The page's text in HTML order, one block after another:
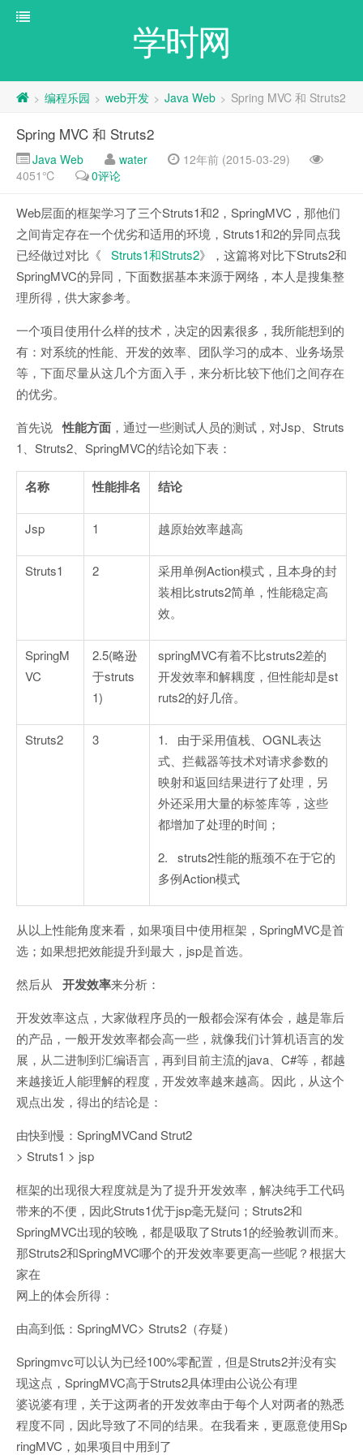
学时网
> 编程乐园 > web开发 > Java Web > Spring MVC 和 Struts2
Spring MVC 和 Struts2
Java Web water
12年前 (2015-03-29)
4051℃
0评论
Web层面的框架学习了三个Struts1和2，SpringMVC，那他们
之间肯定存在一个优劣和适用的环境，Struts1和2的异同点我
已经做过对比《 Struts1和Struts2》，这篇将对比下Struts2和
SpringMVC的异同，下面数据基本来源于网络，本人是搜集整
理所得，供大家参考。
一个项目使用什么样的技术，决定的因素很多，我所能想到的
有：对系统的性能、开发的效率、团队学习的成本、业务场景
等，下面尽量从这几个方面入手，来分析比较下他们之间存在
的优劣。
首先说性能方面 ，通过一些测试人员的测试，对Jsp、Struts
1、Struts2、SpringMVC的结论如下表：
名称 性能排名 结论
Jsp 1 越原始效率越高
Struts1 2
采用单例Action模式，且本身的封
装相比struts2简单，性能稳定高
效。
SpringM
VC
2.5(略逊
于struts
1)
springMVC有着不比struts2差的
开发效率和解耦度，但性能却是st
ruts2的好几倍。
Struts2 3
1. 由于采用值栈、OGNL表达
式、拦截器等技术对请求参数的
映射和返回结果进行了处理，另
外还采用大量的标签库等，这些
都增加了处理的时间；
2. struts2性能的瓶颈不在于它的
多例Action模式
从以上性能角度来看，如果项目中使用框架，SpringMVC是首
选；如果想把效能提升到最大，jsp是首选。
然后从 开发效率来分析：
开发效率这点，大家做程序员的一般都会深有体会，越是靠后
的产品，一般开发效率都会高一些，就像我们计算机语言的发
展，从二进制到汇编语言，再到目前主流的java、C#等，都越
来越接近人能理解的程度，开发效率越来越高。因此，从这个
观点出发，得出的结论是：
由快到慢：SpringMVCand Strut2
> Struts1 > jsp
框架的出现很大程度就是为了提升开发效率，解决纯手工代码
带来的不便，因此Struts1优于jsp毫无疑问；Struts2和
SpringMVC出现的较晚，都是吸取了Struts1的经验教训而来。
那Struts2和SpringMVC哪个的开发效率要更高一些呢？根据大
家在
网上的体会所得：
由高到低：SpringMVC> Struts2（存疑）
Springmvc可以认为已经100%零配置，但是Struts2并没有实
现这点，SpringMVC高于Struts2具体理由公说公有理
婆说婆有理，关于这两者的开发效率由于每个人对两者的熟悉
程度不同，因此导致了不同的结果。在我看来，更愿意使用Sp
ringMVC，如果项目中用到了